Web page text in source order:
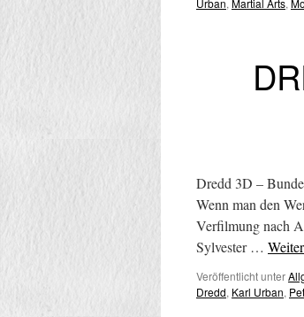
Urban, Martial Arts,
Dredd 3D –
Wenn man den
Verfilmung nach
Sylvester …
Veröffentlicht unter
Dredd, Karl Urban,